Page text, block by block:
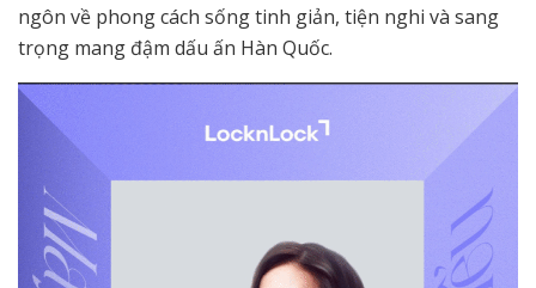
ngôn về phong cách sống tinh giản, tiện nghi và sang
trọng mang đậm dấu ấn Hàn Quốc.